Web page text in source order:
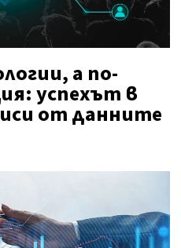
а по-
успехът в
от данните